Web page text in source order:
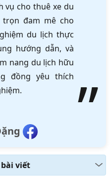
vụ cho thuê xe du
đam mê cho
du lịch thực
hướng dẫn, và
nang du lịch hữu
đồng yêu thích
viết